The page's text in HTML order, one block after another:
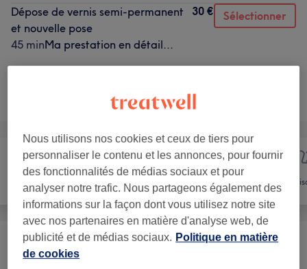
Dépose de vernis semi-permanent
et nouvelle pose
45 minMa prestation en détail...
30 € Sélectionner
Recherchez dans notre liste de prestations
Coiffure
Manucure et
Beauté des pieds
Manucure (8
Nous utilisons nos cookies et ceux de tiers pour
personnaliser le contenu et les annonces, pour fournir
des fonctionnalités de médias sociaux et pour
analyser notre trafic. Nous partageons également des
informations sur la façon dont vous utilisez notre site
avec nos partenaires en matière d'analyse web, de
publicité et de médias sociaux. Politique en matière
de cookies